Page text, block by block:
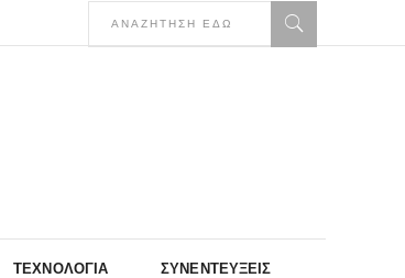
ΤΕΧΝΟΛΟΓΊΑ ΣΥΝΕΝΤΕΎΞΕΙΣ